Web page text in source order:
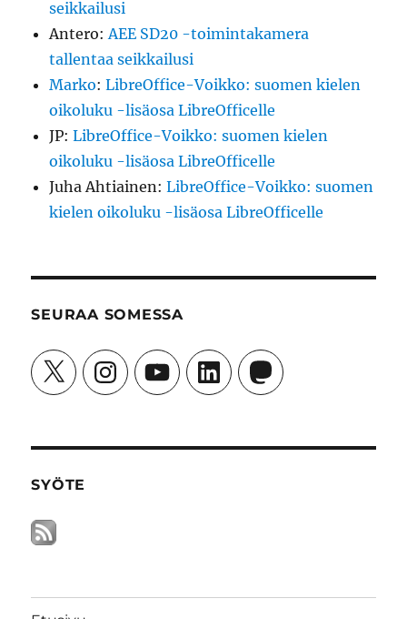
seikkailusi
Antero: AEE SD20 -toimintakamera
tallentaa seikkailusi
Marko:LibreOffice-Voikko: suomen kielen
oikoluku -lisäosa LibreOfficelle
JP:LibreOffice-Voikko: suomen kielen
oikoluku -lisäosa LibreOfficelle
Juha Ahtiainen:LibreOffice-Voikko: suomen
kielen oikoluku -lisäosa LibreOfficelle
SEURAA SOMESSA
X InstagramYouTubeLinkedInMastodon
SYÖTE